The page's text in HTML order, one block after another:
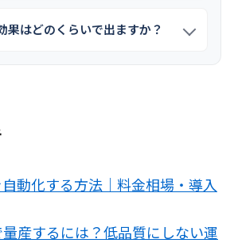
果はどのくらいで出ますか？
動化する方法｜料金相場・導入
産するには？低品質にしない運